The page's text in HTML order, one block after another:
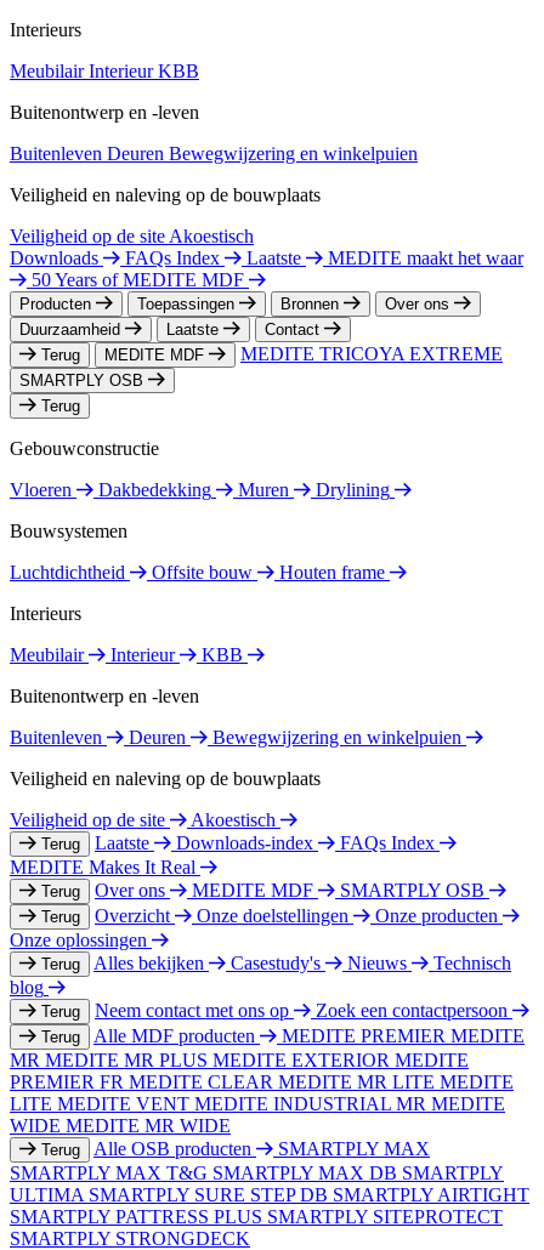
Interieurs
MeubilairInterieurKBB
Buitenontwerp en -leven
Buitenleven Deuren Bewegwijzering en winkelpuien
Veiligheid en naleving op de bouwplaats
Veiligheid op de site Akoestisch
Downloads
FAQs Index Laatste
MEDITE maakt het waar
50 Years of MEDITE MDF
Producten Toepassingen Bronnen
Over ons
Duurzaamheid
Laatste
Contact
Terug
MEDITE MDF MEDITE TRICOYA EXTREME
SMARTPLY OSB
Terug
Gebouwconstructie
Vloeren
Dakbedekking Muren
Drylining
Bouwsystemen
Luchtdichtheid
Offsite bouw
Houten frame
Interieurs
Meubilair
Interieur
KBB
Buitenontwerp en -leven
Buitenleven
Deuren
Bewegwijzering en winkelpuien
Veiligheid en naleving op de bouwplaats
Veiligheid op de site
Akoestisch
Terug Laatste Downloads-index
FAQs Index
MEDITE Makes It Real
Terug Over ons MEDITE MDF SMARTPLY OSB
Terug Overzicht Onze doelstellingen
Onze producten
Onze oplossingen
Terug Alles bekijken Casestudy's Nieuws
Technisch
blog
Terug Neem contact met ons op Zoek een contactpersoon
Terug Alle MDF producten MEDITE PREMIER MEDITE
MR MEDITE MR PLUS MEDITE EXTERIOR MEDITE
PREMIER FR MEDITE CLEAR MEDITE MR LITE MEDITE
LITE MEDITE VENT MEDITE INDUSTRIAL MR MEDITE
WIDE MEDITE MR WIDE
Terug Alle OSB producten
SMARTPLY MAX
SMARTPLY MAX T&G SMARTPLY MAX DB SMARTPLY
ULTIMA SMARTPLY SURE STEP DB SMARTPLY AIRTIGHT
SMARTPLY PATTRESS PLUS SMARTPLY SITEPROTECT
SMARTPLY STRONGDECK